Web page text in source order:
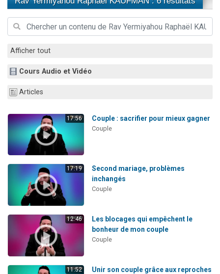
Il reste 49 places pour étudier en groupe sur Zoom
12 nouvelles musiques dans Torah-Box Music
3 personnes viennent de nous rejoindre sur WhatsApp
Afficher tout
Cours Audio et Vidéo
Articles
17:56 Couple : sacrifier pour mieux gagner
Couple
17:19
Second mariage, problèmes
inchangés
Couple
12:46
Les blocages qui empêchent le
bonheur de mon couple
Couple
11:52 Unir son couple grâce aux reproches